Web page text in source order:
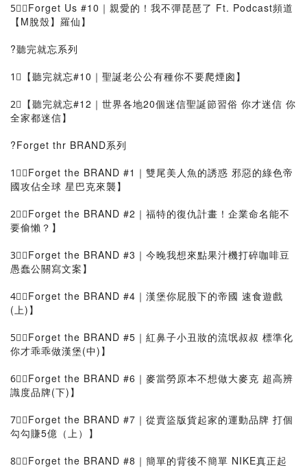
5⃣【Forget Us #10｜親愛的！我不彈琵琶了 Ft. Podcast頻道
【M脫殼】羅仙】
?聽完就忘系列
1⃣【聽完就忘#10｜聖誕老公公有種你不要爬煙囪】
2⃣【聽完就忘#12｜世界各地20個迷信聖誕節習俗 你才迷信 你
全家都迷信】
?Forget thr BRAND系列
1⃣【Forget the BRAND #1｜雙尾美人魚的誘惑 邪惡的綠色帝
國攻佔全球 星巴克來襲】
2⃣【Forget the BRAND #2｜福特的復仇計畫！企業命名能不
要偷懶？】
3⃣【Forget the BRAND #3｜今晚我想來點果汁機打碎咖啡豆
愚蠢公關寫文案】
4⃣【Forget the BRAND #4｜漢堡你屁股下的帝國 速食遊戲
(上)】
5⃣【Forget the BRAND #5｜紅鼻子小丑妝的流氓叔叔 標準化
你才乖乖做漢堡(中)】
6⃣【Forget the BRAND #6｜麥當勞原本不想做大麥克 超高辨
識度品牌(下)】
7⃣【Forget the BRAND #7｜從賣盜版貨起家的運動品牌 打個
勾勾賺5億（上）】
8⃣【Forget the BRAND #8｜簡單的背後不簡單 NIKE真正起